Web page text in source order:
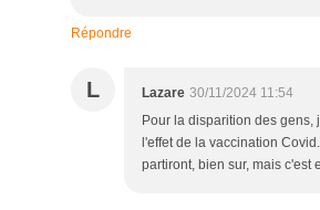
Répondre
L Lazare 30/11/2024 11:54
Pour la disparition des gens,
l'effet de la vaccination
partiront, bien sur, mais c'est